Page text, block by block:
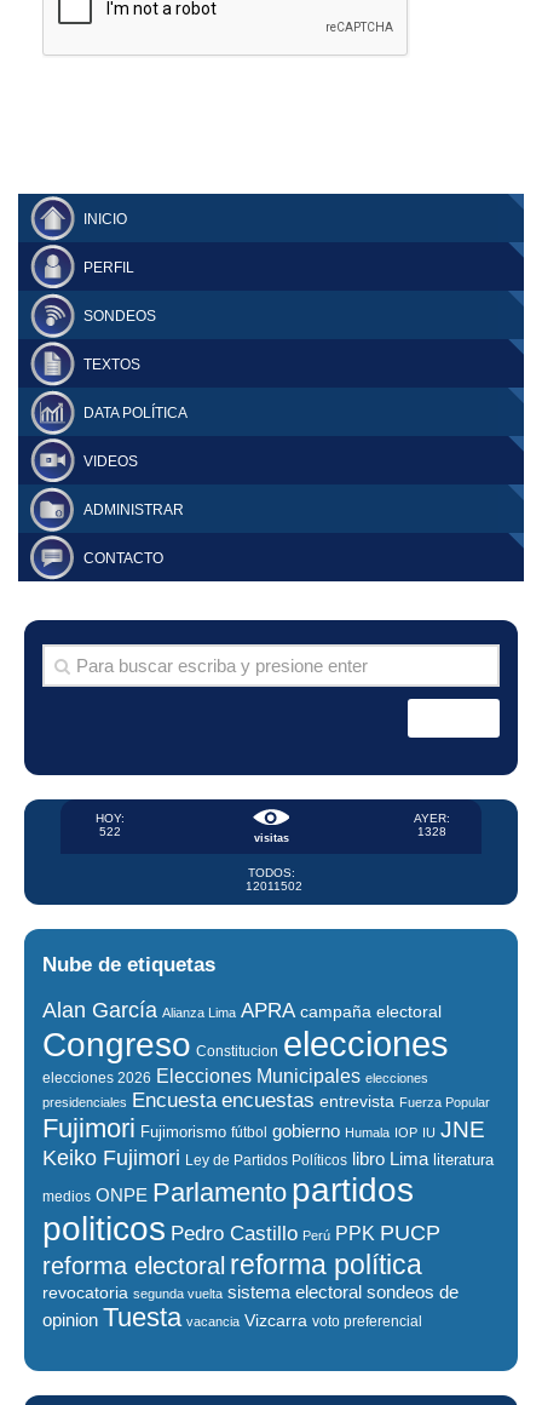
INICIO
PERFIL
SONDEOS
TEXTOS
DATA POLÍTICA
VIDEOS
ADMINISTRAR
CONTACTO
visitas
HOY:
522
AYER:
1328
TODOS:
12011502
Nube de etiquetas
Alan García Alianza Lima APRA campaña electoral
Congreso Constitucion elecciones
elecciones 2026 Elecciones Municipales elecciones
presidenciales Encuesta encuestas entrevista Fuerza Popular
Fujimori Fujimorismo fútbol gobierno Humala IOP IU JNE
Keiko Fujimori Ley de Partidos Políticos libro Lima literatura
medios ONPE Parlamento partidos
politicos Pedro Castillo Perú PPK PUCP
reforma electoral reforma política
revocatoria segunda vuelta sistema electoral sondeos de
opinion Tuesta vacancia Vizcarra voto preferencial